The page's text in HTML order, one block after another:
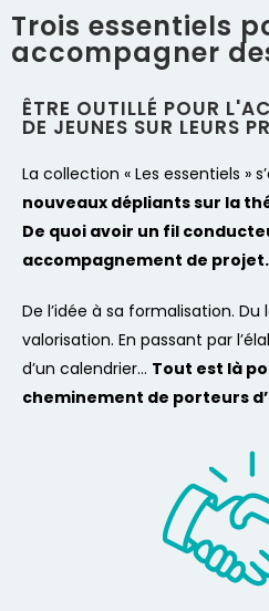
Trois essentiels
accompagner
ÊTRE OUTILLÉ POUR
DE JEUNES SUR LEURS
La collection « Les essentiels »
nouveaux dépliants sur la
De quoi avoir un fil
accompagnement de projet.
De l’idée à sa formalisation.
valorisation. En passant par
d’un calendrier… Tout est là
cheminement de porteurs